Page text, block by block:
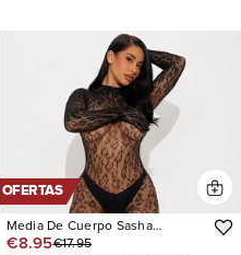
OFERTAS
Media De Cuerpo Sasha
Jumpsuit Fishnet
€8.95€17.95